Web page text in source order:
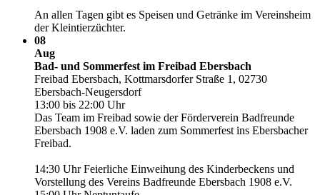
An allen Tagen gibt es Speisen und Getränke im Vereinsheim
der Kleintierzüchter.
08
Aug
Bad- und Sommerfest im Freibad Ebersbach
Freibad Ebersbach, Kottmarsdorfer Straße 1, 02730
Ebersbach-Neugersdorf
13:00 bis 22:00 Uhr
Das Team im Freibad sowie der Förderverein Badfreunde
Ebersbach 1908 e.V. laden zum Sommerfest ins Ebersbacher
Freibad.
14:30 Uhr Feierliche Einweihung des Kinderbeckens und
Vorstellung des Vereins Badfreunde Ebersbach 1908 e.V.